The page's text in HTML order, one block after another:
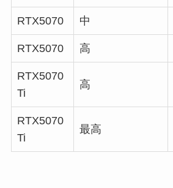
RTX5070 中
RTX5070 高
RTX5070
Ti
高
RTX5070
Ti
最高